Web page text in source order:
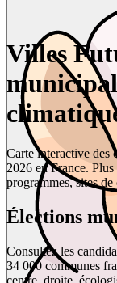
Villes
Carte interactive des
2026 en France.
programmes, sites
Élections
Consultez les
34 000 communes
centre, droite,